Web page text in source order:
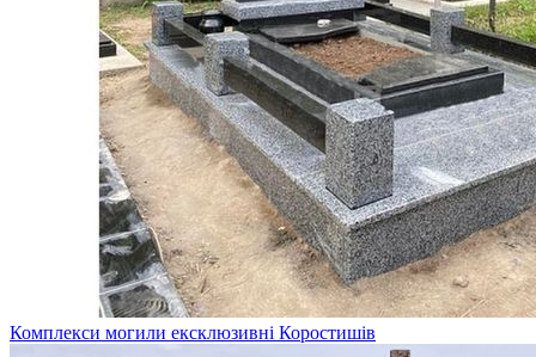
Комплекси могили ексклюзивні Коростишів